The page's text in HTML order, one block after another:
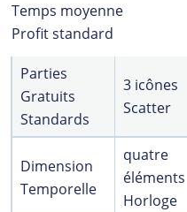
Temps moyenne
Profit standard
Parties
Gratuits
Standards
3 icônes
Scatter
Dimension
Temporelle
quatre
éléments
Horloge